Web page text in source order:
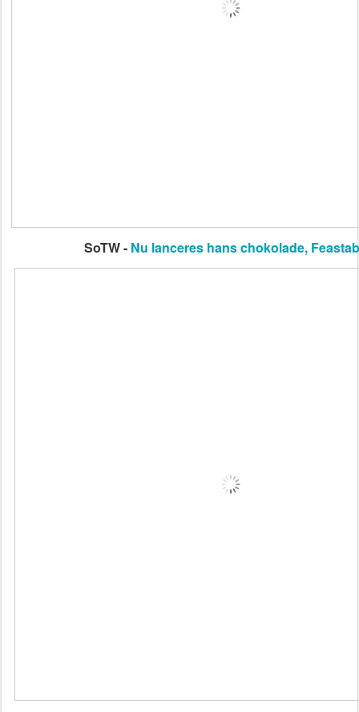
SoTW - Nu lanceres hans chokolade,